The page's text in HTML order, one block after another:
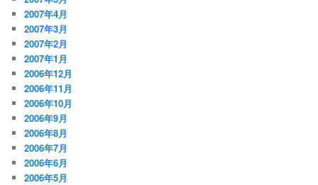
2007年4月
2007年3月
2007年2月
2007年1月
2006年12月
2006年11月
2006年10月
2006年9月
2006年8月
2006年7月
2006年6月
2006年5月